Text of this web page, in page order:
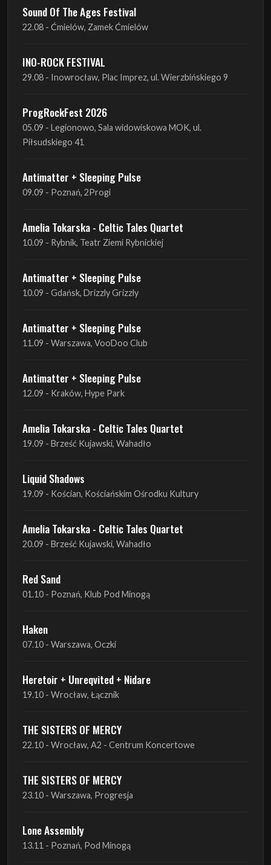
INO-ROCK FESTIVAL
29.08 - Inowrocław, Plac Imprez, ul. Wierzbińskiego 9
ProgRockFest 2026
Antimatter + Sleeping Pulse
09.09 - Poznań, 2Progi
Amelia Tokarska - Celtic Tales Quartet
10.09 - Rybnik, Teatr Ziemi Rybnickiej
Antimatter + Sleeping Pulse
Antimatter + Sleeping Pulse
11.09 - Warszawa, VooDoo Club
Antimatter + Sleeping Pulse
12.09 - Kraków, Hype Park
Amelia Tokarska - Celtic Tales Quartet
19.09 - Brześć Kujawski, Wahadło
Liquid Shadows
19.09 - Kościan, Kościańskim Ośrodku Kultury
Amelia Tokarska - Celtic Tales Quartet
20.09 - Brześć Kujawski, Wahadło
Red Sand
Haken
Heretoir + Unreqvited + Nidare
THE SISTERS OF MERCY
22.10 - Wrocław, A2 - Centrum Koncertowe
THE SISTERS OF MERCY
Lone Assembly
Lone Assembly
14.11 - Piekary Śląskie, OK Andaluzja